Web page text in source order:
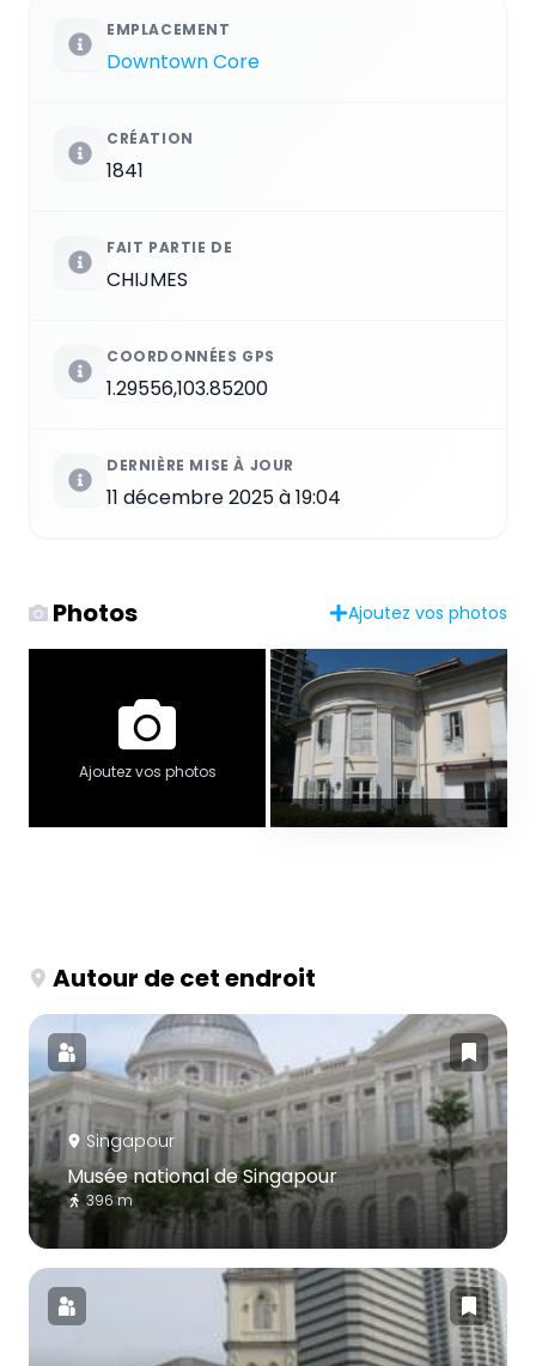
EMPLACEMENT
Downtown Core
CRÉATION
1841
FAIT PARTIE DE
CHIJMES
COORDONNÉES GPS
1.29556,103.85200
DERNIÈRE MISE À JOUR
11 décembre 2025 à 19:04
Photos Ajoutez vos photos
Ajoutez vos photos
Autour de cet endroit
Singapour
Musée national de Singapour
396 m